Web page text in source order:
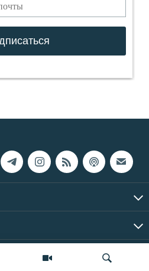
RFE/RL, Inc. | Все права защищены.